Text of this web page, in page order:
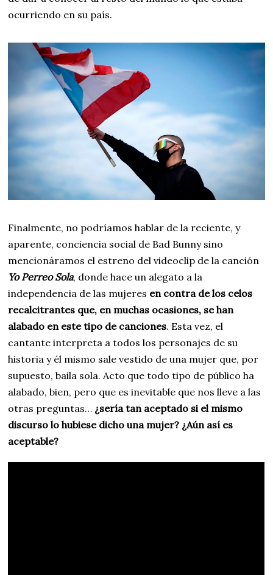
ocurriendo en su país.
Finalmente, no podríamos hablar de la reciente, y
aparente, conciencia social de Bad Bunny sino
mencionáramos el estreno del videoclip de la canción
Yo Perreo Sola, donde hace un alegato a la
independencia de las mujeres en contra de los celos
recalcitrantes que, en muchas ocasiones, se han
alabado en este tipo de canciones. Esta vez, el
cantante interpreta a todos los personajes de su
historia y él mismo sale vestido de una mujer que, por
supuesto, baila sola. Acto que todo tipo de público ha
alabado, bien, pero que es inevitable que nos lleve a las
otras preguntas… ¿sería tan aceptado si el mismo
discurso lo hubiese dicho una mujer? ¿Aún así es
aceptable?